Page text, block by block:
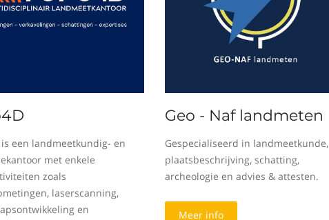
is een landmeetkundig- en
met enkele
zoals
laserscanning,
en
Geo - Naf landmeten
Gespecialiseerd in landmeetkunde,
plaatsbeschrijving, schatting,
archeologie en advies & attesten.
Meer info